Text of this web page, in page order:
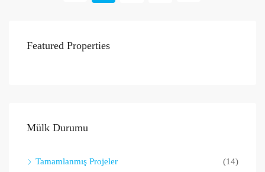
Featured Properties
Mülk Durumu
Tamamlanmış Projeler (14)